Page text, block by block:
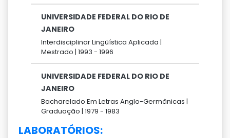
UNIVERSIDADE FEDERAL DO RIO DE
JANEIRO
Interdisciplinar Lingüística Aplicada |
Mestrado | 1993 - 1996
UNIVERSIDADE FEDERAL DO RIO DE
JANEIRO
Bacharelado Em Letras Anglo-Germânicas |
Graduação | 1979 - 1983
LABORATÓRIOS: